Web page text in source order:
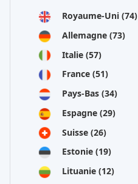
Royaume-Uni (74)
Allemagne (73)
Italie (57)
France (51)
Pays-Bas (34)
Espagne (29)
Suisse (26)
Estonie (19)
Lituanie (12)